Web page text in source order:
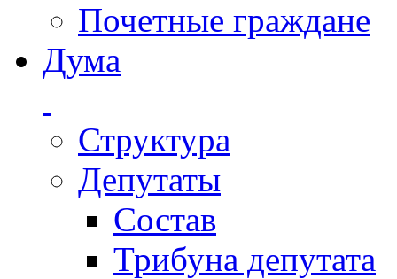
Почетные граждане
Дума
Структура
Депутаты
Состав
Трибуна депутата